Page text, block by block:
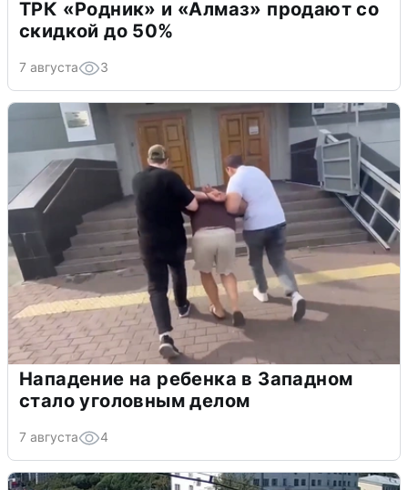
ТРК «Родник» и «Алмаз» продают со
скидкой до 50%
7 августа 3
Нападение на ребенка в Западном
стало уголовным делом
7 августа 4